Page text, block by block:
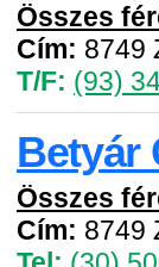
Összes
Cím: 8749
T/F: (93)
Betyár
Összes
Cím: 8749